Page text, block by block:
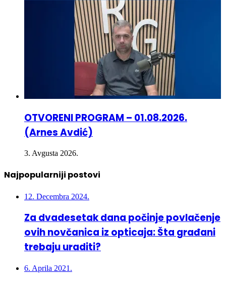
OTVORENI PROGRAM – 01.08.2026.
(Arnes Avdić)
3. Avgusta 2026.
Najpopularniji postovi
12. Decembra 2024.
Za dvadesetak dana počinje povlačenje
ovih novčanica iz opticaja: Šta građani
trebaju uraditi?
6. Aprila 2021.